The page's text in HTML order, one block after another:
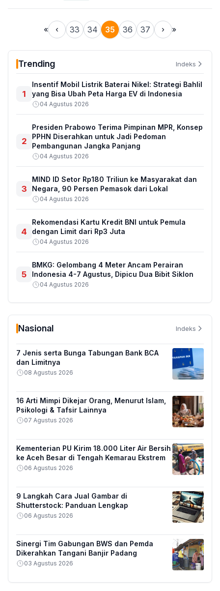
« ‹ 33 34 35 36 37 › »
Trending Indeks
1
Insentif Mobil Listrik Baterai Nikel: Strategi Bahlil
yang Bisa Ubah Peta Harga EV di Indonesia
04 Agustus 2026
2
Presiden Prabowo Terima Pimpinan MPR, Konsep
PPHN Diserahkan untuk Jadi Pedoman
Pembangunan Jangka Panjang
04 Agustus 2026
3
MIND ID Setor Rp180 Triliun ke Masyarakat dan
Negara, 90 Persen Pemasok dari Lokal
04 Agustus 2026
4
Rekomendasi Kartu Kredit BNI untuk Pemula
dengan Limit dari Rp3 Juta
04 Agustus 2026
5
BMKG: Gelombang 4 Meter Ancam Perairan
Indonesia 4-7 Agustus, Dipicu Dua Bibit Siklon
04 Agustus 2026
Nasional Indeks
7 Jenis serta Bunga Tabungan Bank BCA
dan Limitnya
08 Agustus 2026
16 Arti Mimpi Dikejar Orang, Menurut Islam,
Psikologi & Tafsir Lainnya
07 Agustus 2026
Kementerian PU Kirim 18.000 Liter Air Bersih
ke Aceh Besar di Tengah Kemarau Ekstrem
06 Agustus 2026
9 Langkah Cara Jual Gambar di
Shutterstock: Panduan Lengkap
06 Agustus 2026
Sinergi Tim Gabungan BWS dan Pemda
Dikerahkan Tangani Banjir Padang
03 Agustus 2026